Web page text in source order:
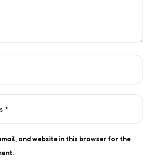
and website in this browser for the